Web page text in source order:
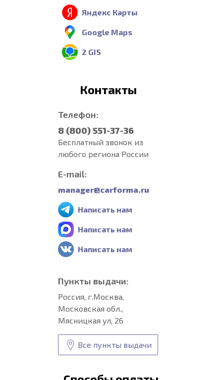
Яндекс Карты
Google Maps
2 GIS
Контакты
Телефон:
8 (800) 551-37-36
Бесплатный звонок из
любого региона России
E-mail:
manager@carforma.ru
Написать нам
Написать нам
Написать нам
Пункты выдачи:
Россия, г.Москва,
Московская обл.,
Мясницкая ул, 26
Все пункты выдачи